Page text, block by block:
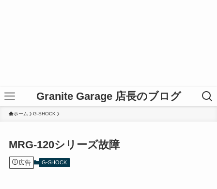
Granite Garage 店長のブログ
ホーム G-SHOCK
MRG-120シリーズ故障
広告 G-SHOCK